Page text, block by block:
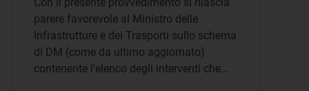
parere favorevole al Ministro delle
Infrastrutture e dei Trasporti sullo schema
di DM (come da ultimo aggiornato)
contenente l'elenco degli interventi che…